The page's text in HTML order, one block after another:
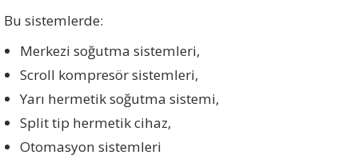
Bu sistemlerde:
Merkezi soğutma sistemleri,
Scroll kompresör sistemleri,
Yarı hermetik soğutma sistemi,
Split tip hermetik cihaz,
Otomasyon sistemleri